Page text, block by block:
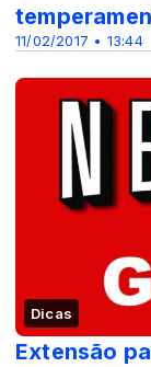
11/02/2017 • 13:44
Dicas
Extensão